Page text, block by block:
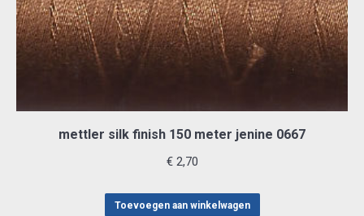
mettler silk finish 150 meter jenine 0667
€2,70
Toevoegen aan winkelwagen